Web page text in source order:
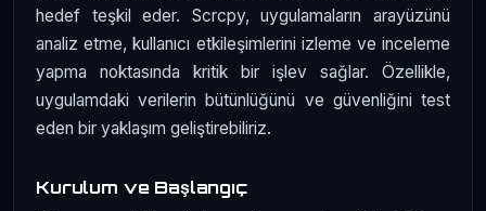
hedef teşkil eder. Scrcpy, uygulamaların arayüzünü
analiz etme, kullanıcı etkileşimlerini izleme ve inceleme
yapma noktasında kritik bir işlev sağlar. Özellikle,
uygulamdaki verilerin bütünlüğünü ve güvenliğini test
eden bir yaklaşım geliştirebiliriz.
Kurulum ve Başlangıç